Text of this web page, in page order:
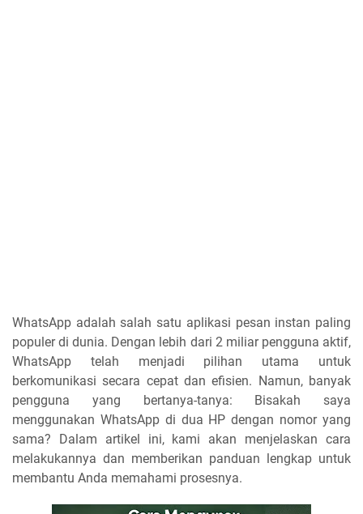
WhatsApp adalah salah satu aplikasi pesan instan paling
populer di dunia. Dengan lebih dari 2 miliar pengguna aktif,
WhatsApp telah menjadi pilihan utama untuk
berkomunikasi secara cepat dan efisien. Namun, banyak
pengguna yang bertanya-tanya: Bisakah saya
menggunakan WhatsApp di dua HP dengan nomor yang
sama? Dalam artikel ini, kami akan menjelaskan cara
melakukannya dan memberikan panduan lengkap untuk
membantu Anda memahami prosesnya.